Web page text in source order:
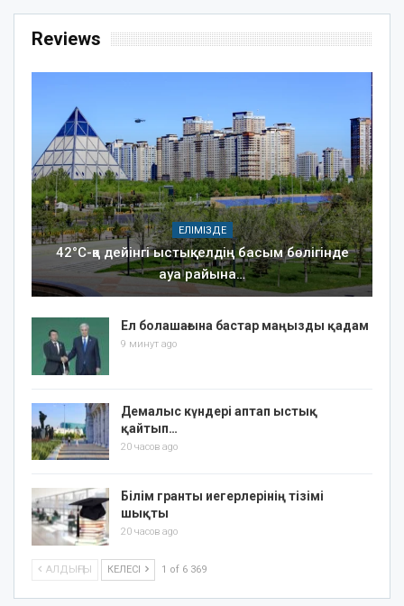
Reviews
ЕЛІМІЗДЕ
42°C-қа дейінгі ыстық: елдің басым бөлігінде
ауа райына…
Ел болашағына бастар маңызды қадам
9 минут ago
Демалыс күндері аптап ыстық
қайтып…
20 часов ago
Білім гранты иегерлерінің тізімі
шықты
20 часов ago
АЛДЫҢҒЫ КЕЛЕСІ 1 of 6 369